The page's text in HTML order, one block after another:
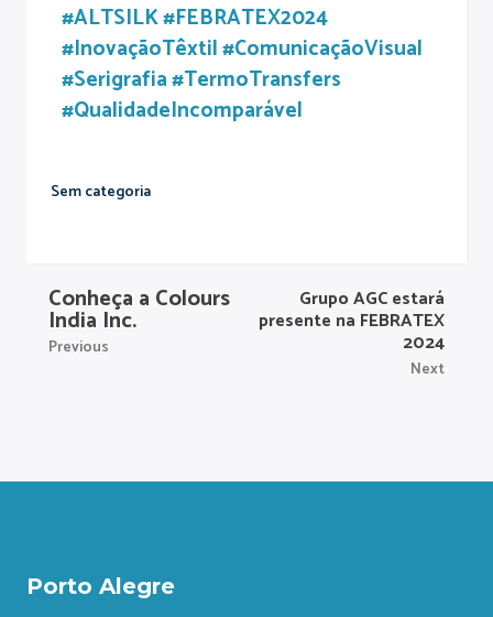
#ALTSILK #FEBRATEX2024
#InovaçãoTêxtil #ComunicaçãoVisual
#Serigrafia #TermoTransfers
#QualidadeIncomparável
Sem categoria
Conheça a Colours
India Inc.
Previous
Grupo AGC estará
presente na FEBRATEX
2024
Next
Porto Alegre